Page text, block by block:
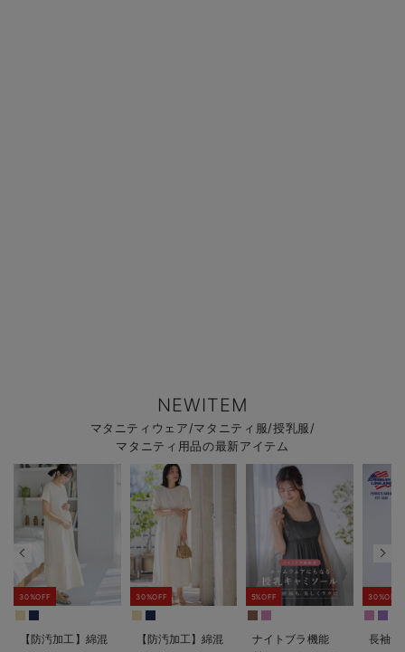
NEWITEM
マタニティウェア/マタニティ服/授乳服/
マタニティ用品の最新アイテム
30%OFF
【防汚加工】綿混
30%OFF
【防汚加工】綿混
5%OFF
ナイトブラ機能
30%OFF
長袖サ